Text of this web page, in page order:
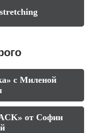
с Миленой
от Софии